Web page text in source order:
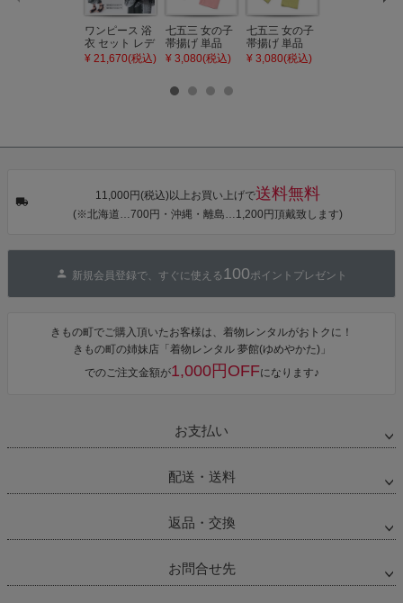
ワンピース 浴
衣 セット レデ
ィース 吸水速
乾 ポリエステ
カシュクール
ワンピース 簡
単着付け 大人
¥ 21,670(税込)
七五三 女の子
帯揚げ 単品
「灰桃色」日
本製 7歳 女児
びあげ 和装 着
¥ 3,080(税込)
七五三 女の子
帯揚げ 単品
「若葉色」日
本製 7歳 女児
¥ 3,080(税込)
11,000円(税込)以上お買い上げで送料無料
(※北海道…700円・沖縄・離島…1,200円頂戴致します)
新規会員登録で、すぐに使える 100ポイントプレゼント
きもの町でご購入頂いたお客様は、着物レンタルがおトクに！
きもの町の姉妹店「着物レンタル 夢館(ゆめやかた)」
でのご注文金額が1,000円OFFになります♪
お支払い
配送・送料
返品・交換
お問合せ先